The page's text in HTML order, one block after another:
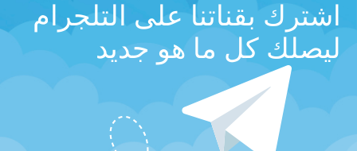
اشترك بقناتنا على التلجرام
ليصلك كل ما هو جديد